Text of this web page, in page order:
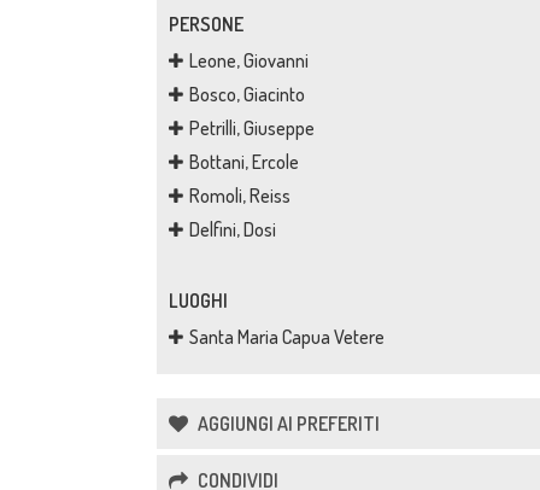
PERSONE
Leone, Giovanni
Bosco, Giacinto
Petrilli, Giuseppe
Bottani, Ercole
Romoli, Reiss
Delfini, Dosi
LUOGHI
Santa Maria Capua Vetere
AGGIUNGI AI PREFERITI
CONDIVIDI